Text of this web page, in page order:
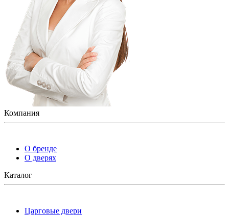
Компания
О бренде
О дверях
Каталог
Царговые двери